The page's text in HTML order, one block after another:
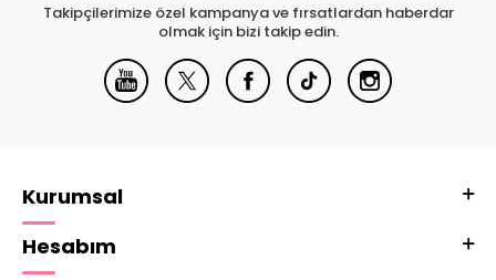
Takipçilerimize özel kampanya ve fırsatlardan haberdar
olmak için bizi takip edin.
Kurumsal
Hesabım